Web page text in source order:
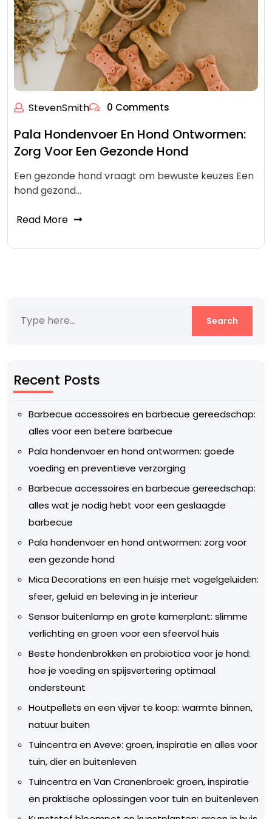
StevenSmith 0 Comments
Pala Hondenvoer En Hond Ontwormen:
Zorg Voor Een Gezonde Hond
Een gezonde hond vraagt om bewuste keuzes Een
hond gezond…
Read More
Recent Posts
Barbecue accessoires en barbecue gereedschap:
alles voor een betere barbecue
Pala hondenvoer en hond ontwormen: goede
voeding en preventieve verzorging
Barbecue accessoires en barbecue gereedschap:
alles wat je nodig hebt voor een geslaagde
barbecue
Pala hondenvoer en hond ontwormen: zorg voor
een gezonde hond
Mica Decorations en een huisje met vogelgeluiden:
sfeer, geluid en beleving in je interieur
Sensor buitenlamp en grote kamerplant: slimme
verlichting en groen voor een sfeervol huis
Beste hondenbrokken en probiotica voor je hond:
hoe je voeding en spijsvertering optimaal
ondersteunt
Houtpellets en een vijver te koop: warmte binnen,
natuur buiten
Tuincentra en Aveve: groen, inspiratie en alles voor
tuin, dier en buitenleven
Tuincentra en Van Cranenbroek: groen, inspiratie
en praktische oplossingen voor tuin en buitenleven